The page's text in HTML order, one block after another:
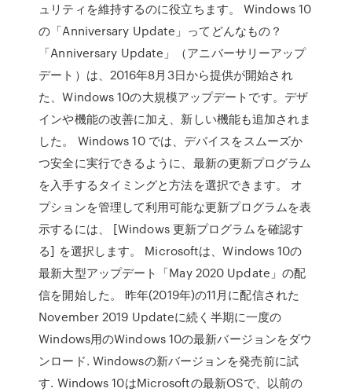
ュリティを維持するのに役立ちます。 Windows 10
の「Anniversary Update」ってどんなもの？
「Anniversary Update」（アニバーサリーアップ
デート）は、2016年8月3日から提供が開始され
た、Windows 10の大規模アップデートです。デザ
インや機能の改善に加え、新しい機能も追加されま
した。 Windows 10 では、デバイスをスムーズか
つ安全に実行できるように、最新の更新プログラム
を入手するタイミングと方法を選択できます。 オ
プションを管理して利用可能な更新プログラムを表
示するには、 [Windows 更新プログラムを確認す
る] を選択します。 Microsoftは、Windows 10の
最新大型アップデート「May 2020 Update」の配
信を開始した。 昨年(2019年)の11月に配信された
November 2019 Updateに続く半期に一度の
Windows用のWindows 10の最新バージョンをダウ
ンロード. Windowsの新バージョンを発売前に試
す. Windows 10はMicrosoftの最新OSで、以前の